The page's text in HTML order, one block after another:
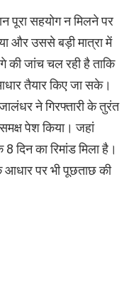
पूरा सहयोग न मिलने पर
और उससे बड़ी मात्रा में
की जांच चल रही है ताकि
तैयार किए जा सके।
ने गिरफ्तारी के तुरंत
पेश किया। जहां
दिन का रिमांड मिला है।
आधार पर भी पूछताछ की